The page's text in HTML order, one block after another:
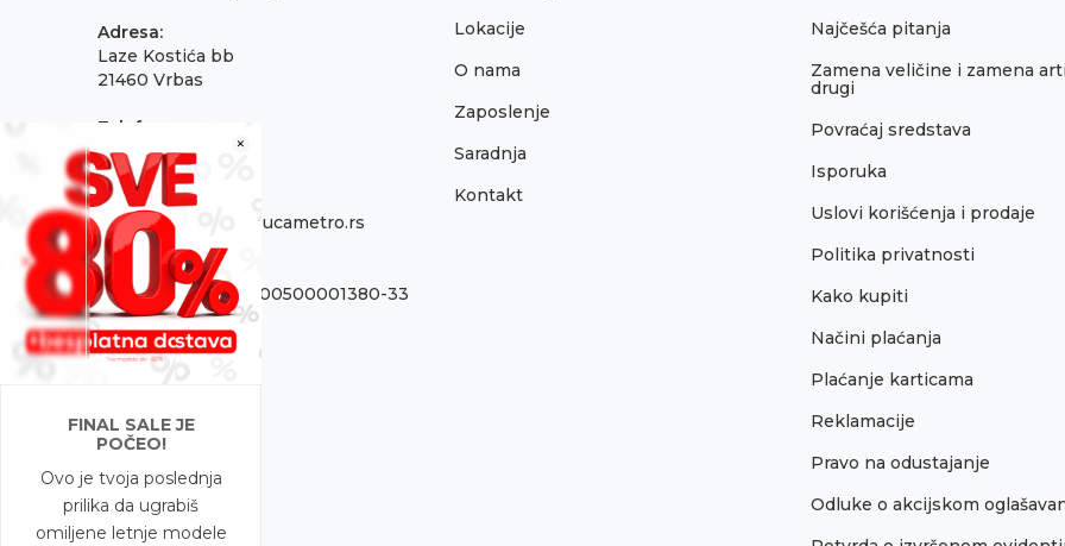
×
FINAL SALE JE
POČEO!
Ovo je tvoja poslednja
prilika da ugrabiš
omiljene letnje modele
Adresa:
Laze Kostića bb
21460 Vrbas
Telefon:
021 795 3001
Email:
onlinepodrska@obucametro.rs
Račun:
OTP Banka 325-9500500001380-33
PIB:
100637224
08698856
Lokacije
O nama
Zaposlenje
Saradnja
Kontakt
Najčešća pitanja
Zamena veličine i zamena
drugi
Povraćaj sredstava
Isporuka
Uslovi korišćenja i prodaje
Politika privatnosti
Kako kupiti
Načini plaćanja
Plaćanje karticama
Reklamacije
Pravo na odustajanje
Odluke o akcijskom